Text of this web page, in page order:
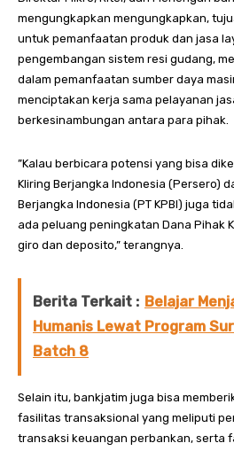
mengungkapkan mengungkapkan,
untuk pemanfaatan produk dan jasa
pengembangan sistem resi gudang,
dalam pemanfaatan sumber daya
menciptakan kerja sama pelayanan
berkesinambungan antara para pihak.
”Kalau berbicara potensi yang bisa
Kliring Berjangka Indonesia (Persero)
Berjangka Indonesia (PT KPBI) juga
ada peluang peningkatan Dana Pihak
giro dan deposito,” terangnya.
Berita Terkait : Belajar
Humanis Lewat Program
Batch 8
Selain itu, bankjatim juga bisa
fasilitas transaksional yang meliputi
transaksi keuangan perbankan, serta